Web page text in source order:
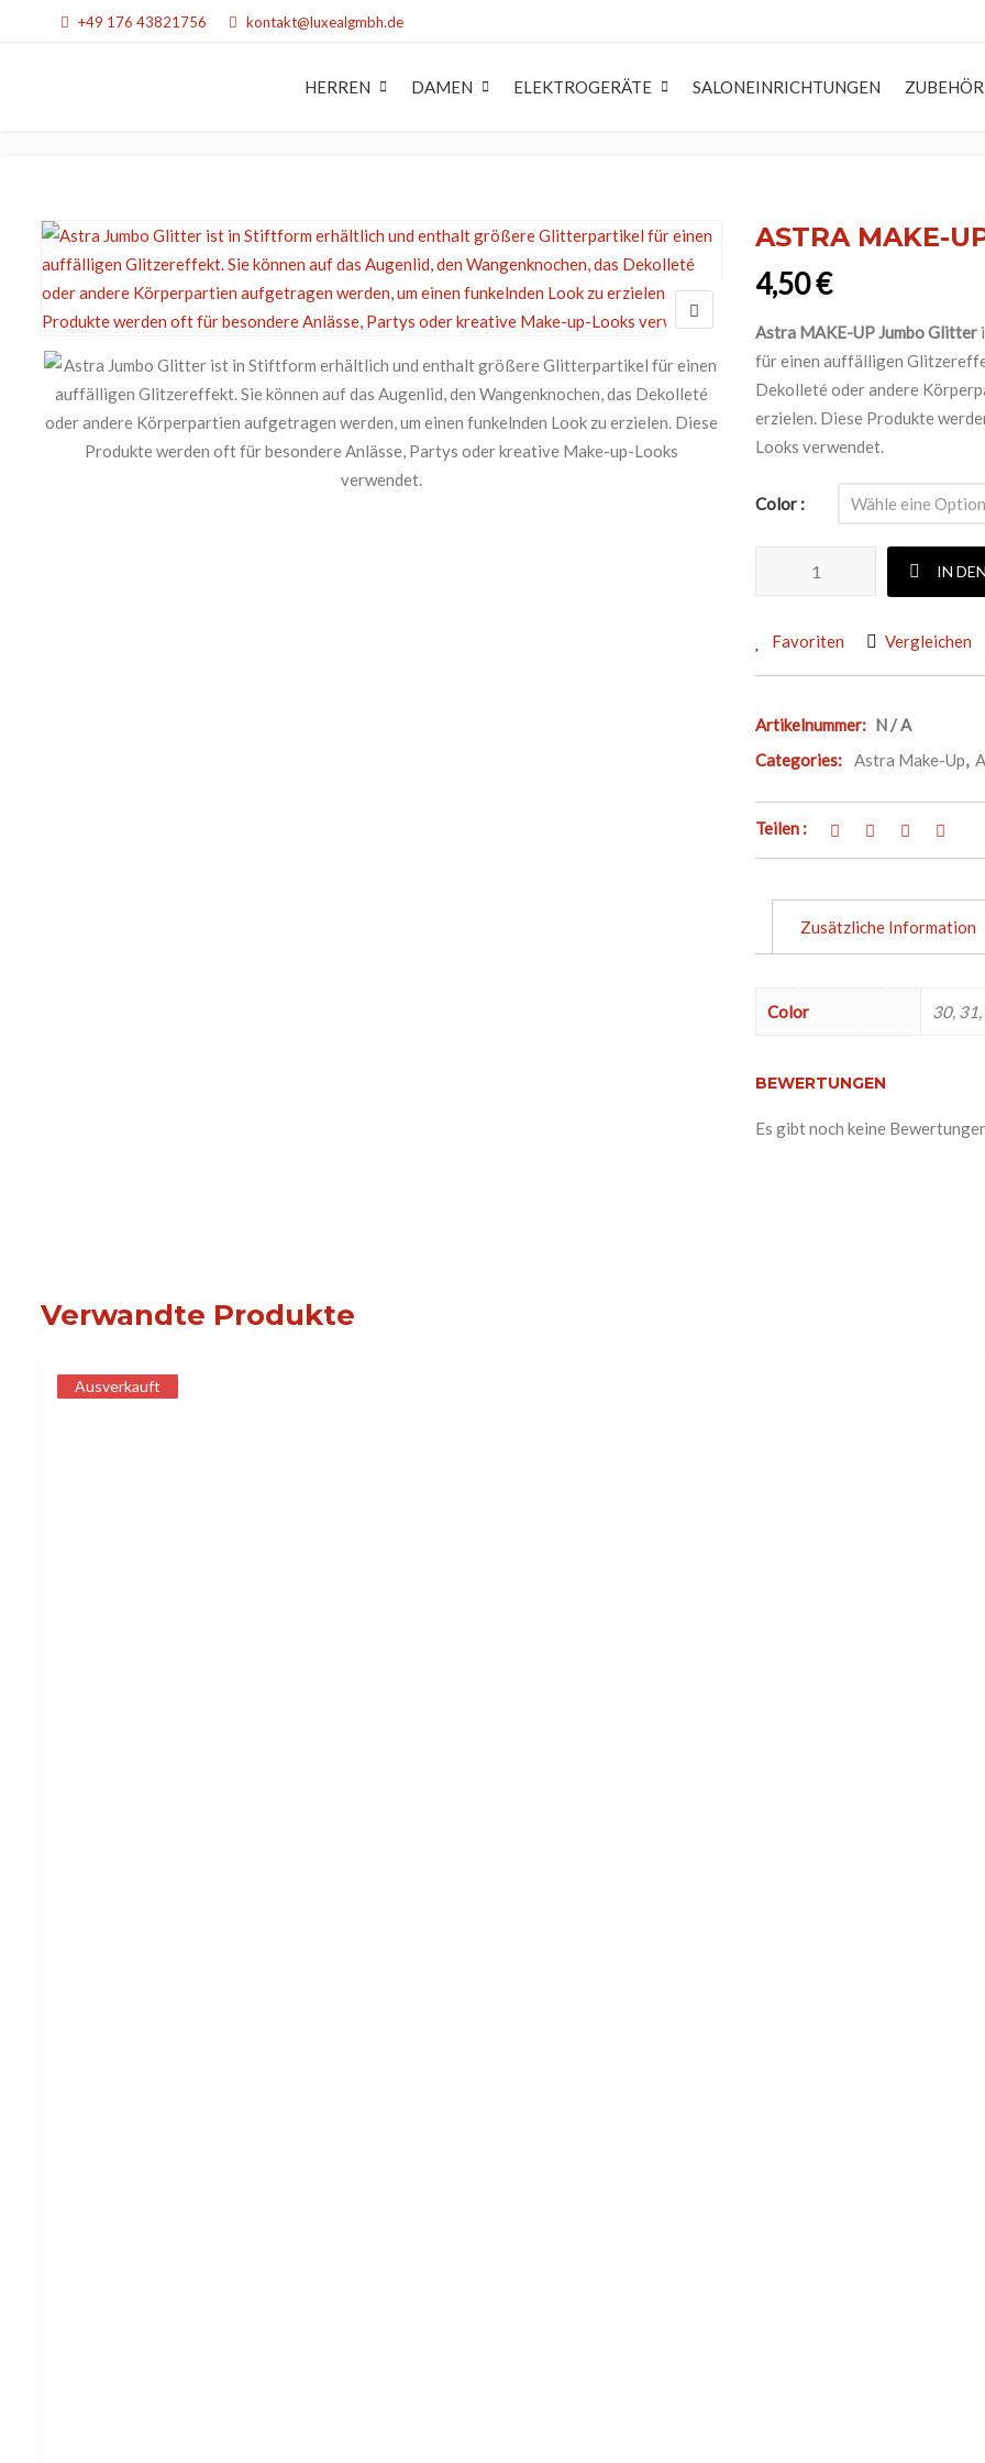
+49 176 43821756 kontakt@luxealgmbh.de
HERREN
Haarwachs & Pomade
Powder
Haarspray
Schaumfestiger
Dauerwelle
Stylingcreme & Lotion
Conditioner
Haarmaske
Haartonic
Haarkur
Gesicht
Körper
After
After
DAMEN
Haarspray
Schaumfestiger
Hitzeschutz
Dauerwelle
Stylingcreme & Lotion
Haarmaske
Leave-In Pflege
Haarpflegeset
Körper
ELEKTROGERÄTE SALONEINRICHTUNGEN ZUBEHÖR
ASTRA MAKE-
4,50€
Astra MAKE-UP Jumbo Glitter
für einen auffälligen
Dekolleté oder andere
erzielen. Diese Produkte
Looks verwendet.
Color
ASTRA MAKE-UP JUMBO
IN
Favoriten Vergleichen
Artikelnummer: N / A
Categories:
Astra Make-Up,
Teilen :
Zusätzliche Information
Color 30,
BEWERTUNGEN
Es gibt noch keine
Verwandte Produkte
Ausverkauft
Ausverkauft